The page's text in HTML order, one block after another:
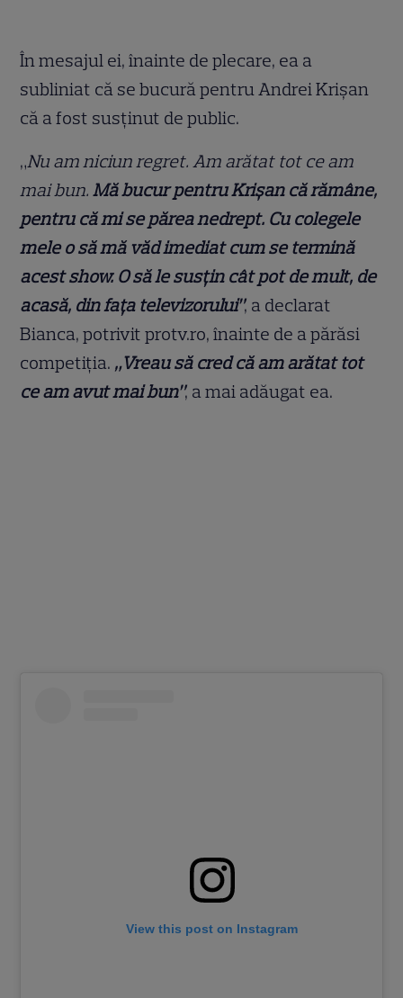
În mesajul ei, înainte de plecare, ea a
subliniat că se bucură pentru Andrei Krișan
că a fost susținut de public.
„Nu am niciun regret. Am arătat tot ce am
mai bun.Mă bucur pentru Krișan că rămâne,
pentru că mi se părea nedrept. Cu colegele
mele o să mă văd imediat cum se termină
acest show. O să le susțin cât pot de mult, de
acasă, din fața televizorului”, a declarat
Bianca, potrivit protv.ro, înainte de a părăsi
competiția. „Vreau să cred că am arătat tot
ce am avut mai bun”, a mai adăugat ea.
View this post on Instagram